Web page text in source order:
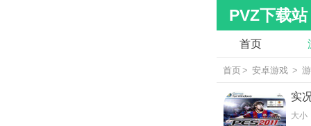
PVZ下载站
首页
首页> 安卓游戏 >
实
大小